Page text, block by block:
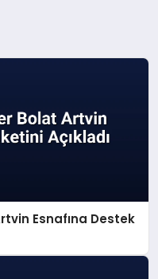
Esnafına Destek